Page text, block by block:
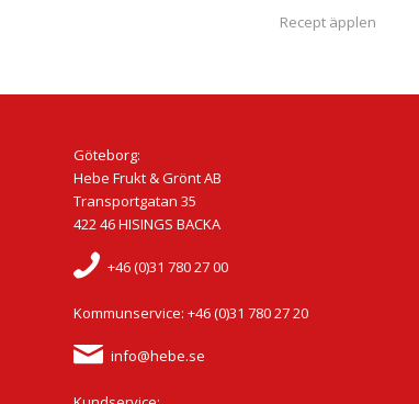
Recept äpplen
Göteborg:
Hebe Frukt & Grönt AB
Transportgatan 35
422 46 HISINGS BACKA
+46 (0)31 780 27 00
Kommunservice: +46 (0)31 780 27 20
info@hebe.se